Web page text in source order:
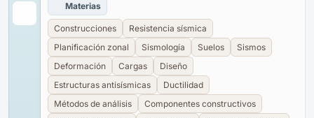
Materias
Construcciones
Resistencia sísmica
Planificación zonal
Sismología Suelos
Sismos
Deformación
Cargas
Diseño
Estructuras antisísmicas
Ductilidad
Métodos de análisis
Componentes constructivos